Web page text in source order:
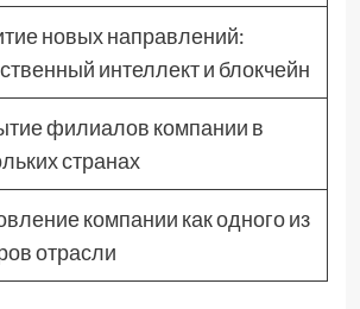
новых направлений:
интеллект и блокчейн
филиалов компании в
странах
компании как одного из
отрасли